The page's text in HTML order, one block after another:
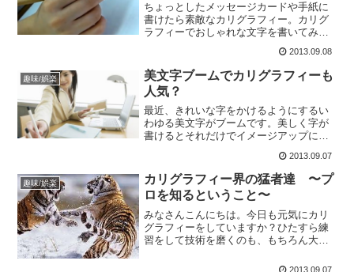
ちょっとしたメッセージカードや手紙に
書けたら素敵なカリグラフィー。カリグ
ラフィーでおしゃれな文字を書いてみた
い！と思っても、こんな悩みを抱えてい
る方も多いようです。始めてみたいけど
上手くできるようになるか心配…。とり
あえず道具は買ってみたけ...
2013.09.08
趣味/娯楽
美文字ブームでカリグラフィーも
人気？
最近、きれいな字をかけるようにするい
わゆる美文字がブームです。美しく字が
書けるとそれだけでイメージアップにつ
してもっともよく挙げられるのは年賀状
ではないでしょうか？住所や名前などパ
ソコンでも印刷できますが...
2013.09.07
趣味/娯楽
カリグラフィー界の猛者達 〜プ
ロを知るということ〜
みなさんこんにちは。今日も元気にカリ
グラフィーをしていますか？ひたすら練
習をして技術を磨くのも、もちろん大事
に優れた方たちを知り、その作品を見る
2013.09.07